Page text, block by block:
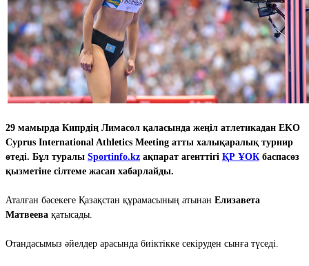
29 мамырда Кипрдің Лимасол қаласында жеңіл атлетикадан EKO
Cyprus International Athletics Meeting атты халықаралық турнир
өтеді. Бұл туралы Sportinfo.kz ақпарат агенттігі ҚР ҰОК баспасөз
қызметіне сілтеме жасап хабарлайды.
Аталған бәсекеге Қазақстан құрамасының атынан Елизавета
Матвеева қатысады.
Отандасымыз әйелдер арасында биіктікке секіруден сынға түседі.